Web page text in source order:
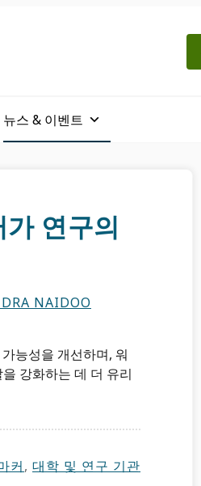
뉴스 & 이벤트
연구의
NAIDOO
능성을 개선하며, 워
강화하는 데 더 유리
커, 대학 및 연구 기관